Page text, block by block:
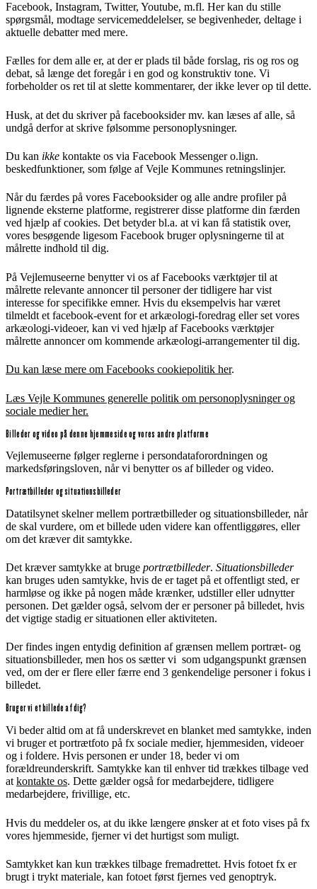
Facebook, Instagram, Twitter, Youtube, m.fl. Her kan du stille
spørgsmål, modtage servicemeddelelser, se begivenheder, deltage i
aktuelle debatter med mere.
Fælles for dem alle er, at der er plads til både forslag, ris og ros og
debat, så længe det foregår i en god og konstruktiv tone. Vi
forbeholder os ret til at slette kommentarer, der ikke lever op til dette.
Husk, at det du skriver på facebooksider mv. kan læses af alle, så
undgå derfor at skrive følsomme personoplysninger.
Du kan ikke kontakte os via Facebook Messenger o.lign.
beskedfunktioner, som følge af Vejle Kommunes retningslinjer.
Når du færdes på vores Facebooksider og alle andre profiler på
lignende eksterne platforme, registrerer disse platforme din færden
ved hjælp af cookies. Det betyder bl.a. at vi kan få statistik over,
vores besøgende ligesom Facebook bruger oplysningerne til at
målrette indhold til dig.
På Vejlemuseerne benytter vi os af Facebooks værktøjer til at
målrette relevante annoncer til personer der tidligere har vist
interesse for specifikke emner. Hvis du eksempelvis har været
tilmeldt et facebook-event for et arkæologi-foredrag eller set vores
arkæologi-videoer, kan vi ved hjælp af Facebooks værktøjer
målrette annoncer om kommende arkæologi-arrangementer til dig.
Du kan læse mere om Facebooks cookiepolitik her.
Læs Vejle Kommunes generelle politik om personoplysninger og
sociale medier her.
Billeder og video på denne hjemmeside og vores andre platforme
Vejlemuseerne følger reglerne i persondataforordningen og
markedsføringsloven, når vi benytter os af billeder og video.
Portrætbilleder og situationsbilleder
Datatilsynet skelner mellem portrætbilleder og situationsbilleder, når
de skal vurdere, om et billede uden videre kan offentliggøres, eller
om det kræver dit samtykke.
Det kræver samtykke at bruge portrætbilleder. Situationsbilleder
kan bruges uden samtykke, hvis de er taget på et offentligt sted, er
harmløse og ikke på nogen måde krænker, udstiller eller udnytter
personen. Det gælder også, selvom der er personer på billedet, hvis
det vigtige stadig er situationen eller aktiviteten.
Der findes ingen entydig definition af grænsen mellem portræt- og
situationsbilleder, men hos os sætter vi som udgangspunkt grænsen
ved, om der er flere eller færre end 3 genkendelige personer i fokus i
billedet.
Bruger vi et billede af dig?
Vi beder altid om at få underskrevet en blanket med samtykke, inden
vi bruger et portrætfoto på fx sociale medier, hjemmesiden, videoer
og i foldere. Hvis personen er under 18, beder vi om
forældreunderskrift. Samtykke kan til enhver tid trækkes tilbage ved
atkontakte os. Dette gælder også for medarbejdere, tidligere
medarbejdere, frivillige, etc.
Hvis du meddeler os, at du ikke længere ønsker at et foto vises på fx
vores hjemmeside, fjerner vi det hurtigst som muligt.
Samtykket kan kun trækkes tilbage fremadrettet. Hvis fotoet fx er
brugt i trykt materiale, kan fotoet først fjernes ved genoptryk.